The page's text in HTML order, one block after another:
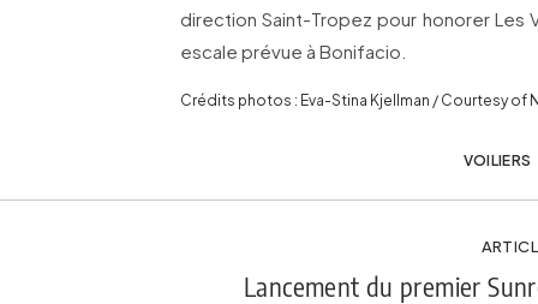
direction Saint-Tropez pour honorer Les
escale prévue à Bonifacio.
Crédits photos : Eva-Stina Kjellman / Courtesy of
VOILIERS
Lancement du premier